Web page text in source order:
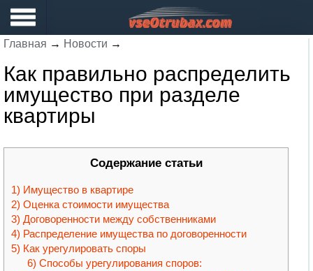
Главная → Новости →
Как правильно распределить
имущество при разделе
квартиры
Содержание статьи
Имущество в квартире
Оценка стоимости имущества
Договоренности между собственниками
Распределение имущества по договоренности
Как урегулировать споры
Способы урегулирования споров: